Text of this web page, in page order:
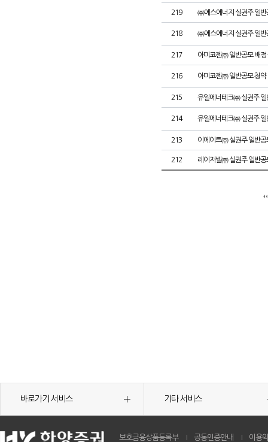
219 ㈜에스에너지 실권주 일반
218 ㈜에스에너지 실권주 일반
217 아미코젠㈜ 일반공모 배정
216 아미코젠㈜ 일반공모 청약
215 유일에너테크㈜ 실권주 일
214 유일에너테크㈜ 실권주 일
213 이에이트㈜ 실권주 일반공
212 레이저쎌㈜ 실권주 일반공
바로가기 서비스 기타 서비스
보호금융상품등록부 공동인증안내 이용